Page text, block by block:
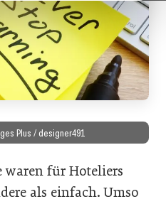
Plus / designer491
waren für Hoteliers
als einfach. Umso